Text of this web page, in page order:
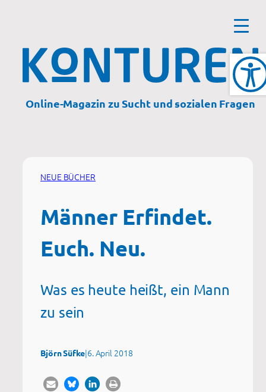
Online-Magazin zu Sucht und sozialen Fragen
NEUE BÜCHER
Männer Erfindet.
Euch. Neu.
Was es heute heißt, ein Mann
zu sein
Björn Süfke|6. April 2018